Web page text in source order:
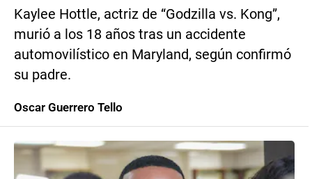
Kaylee Hottle, actriz de “Godzilla vs. Kong”,
murió a los 18 años tras un accidente
automovilístico en Maryland, según confirmó
su padre.
Oscar Guerrero Tello